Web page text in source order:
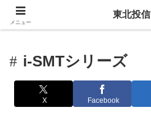
i-SMTシリーズ
X Facebook
メニュー
東北投信